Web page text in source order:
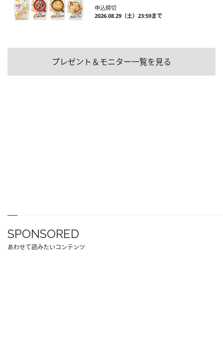
申込締切
2026.08.29（土）23:59まで
プレゼント＆モニター一覧を見る
SPONSORED
あわせて読みたいコンテンツ